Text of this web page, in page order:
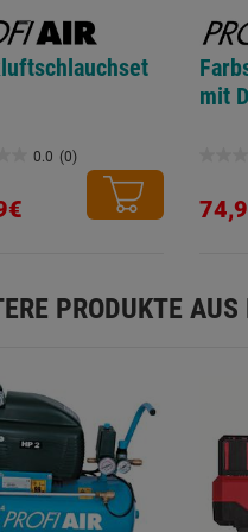
0.0 (0)
mit
von
PRODUKTE AUS